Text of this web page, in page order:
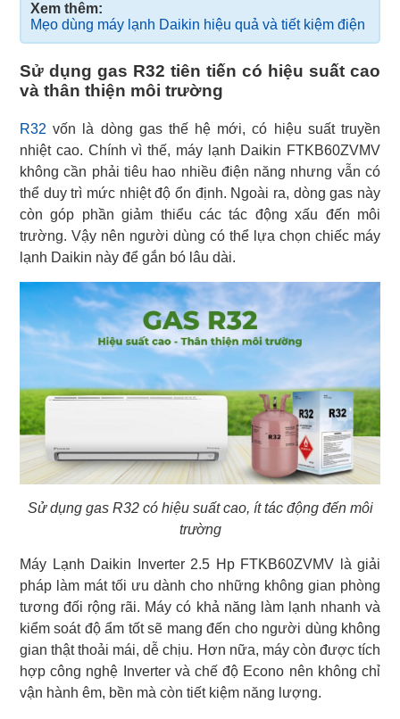
Xem thêm:
Mẹo dùng máy lạnh Daikin hiệu quả và tiết kiệm điện
Sử dụng gas R32 tiên tiến có hiệu suất cao
và thân thiện môi trường
R32 vốn là dòng gas thế hệ mới, có hiệu suất truyền
nhiệt cao. Chính vì thế, máy lạnh Daikin FTKB60ZVMV
không cần phải tiêu hao nhiều điện năng nhưng vẫn có
thể duy trì mức nhiệt độ ổn định. Ngoài ra, dòng gas này
còn góp phần giảm thiểu các tác động xấu đến môi
trường. Vậy nên người dùng có thể lựa chọn chiếc máy
lạnh Daikin này để gắn bó lâu dài.
Sử dụng gas R32 có hiệu suất cao, ít tác động đến môi
trường
Máy Lạnh Daikin Inverter 2.5 Hp FTKB60ZVMV là giải
pháp làm mát tối ưu dành cho những không gian phòng
tương đối rộng rãi. Máy có khả năng làm lạnh nhanh và
kiểm soát độ ẩm tốt sẽ mang đến cho người dùng không
gian thật thoải mái, dễ chịu. Hơn nữa, máy còn được tích
hợp công nghệ Inverter và chế độ Econo nên không chỉ
vận hành êm, bền mà còn tiết kiệm năng lượng.